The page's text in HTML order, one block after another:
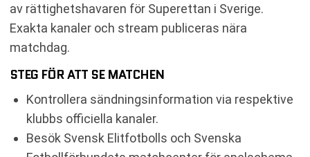
av rättighetshavaren för Superettan i Sverige.
Exakta kanaler och stream publiceras nära
matchdag.
STEG FÖR ATT SE MATCHEN
Kontrollera sändningsinformation via respektive
klubbs officiella kanaler.
Besök Svensk Elitfotbolls och Svenska